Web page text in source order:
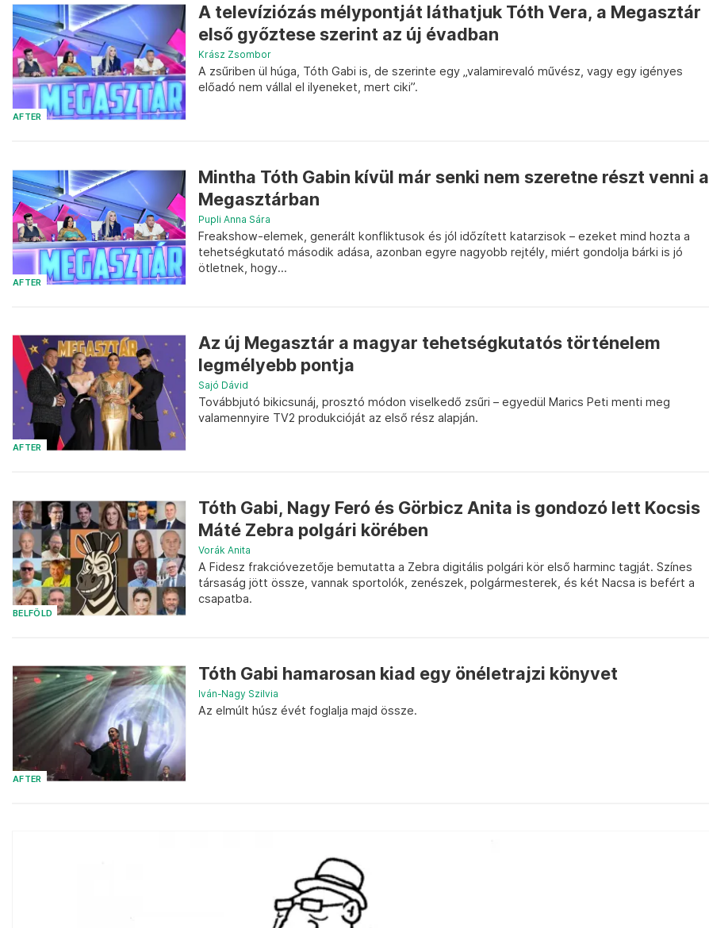
AFTER
A televíziózás mélypontját láthatjuk Tóth Vera, a Megasztár
első győztese szerint az új évadban
Krász Zsombor
A zsűriben ül húga, Tóth Gabi is, de szerinte egy „valamirevaló művész, vagy egy igényes
előadó nem vállal el ilyeneket, mert ciki”.
AFTER
Mintha Tóth Gabin kívül már senki nem szeretne részt venni a
Megasztárban
Pupli Anna Sára
Freakshow-elemek, generált konfliktusok és jól időzített katarzisok – ezeket mind hozta a
tehetségkutató második adása, azonban egyre nagyobb rejtély, miért gondolja bárki is jó
ötletnek, hogy...
AFTER
Az új Megasztár a magyar tehetségkutatós történelem
legmélyebb pontja
Sajó Dávid
Továbbjutó bikicsunáj, prosztó módon viselkedő zsűri – egyedül Marics Peti menti meg
valamennyire TV2 produkcióját az első rész alapján.
BELFÖLD
Tóth Gabi, Nagy Feró és Görbicz Anita is gondozó lett Kocsis
Máté Zebra polgári körében
Vorák Anita
A Fidesz frakcióvezetője bemutatta a Zebra digitális polgári kör első harminc tagját. Színes
társaság jött össze, vannak sportolók, zenészek, polgármesterek, és két Nacsa is befért a
csapatba.
AFTER
Tóth Gabi hamarosan kiad egy önéletrajzi könyvet
Iván-Nagy Szilvia
Az elmúlt húsz évét foglalja majd össze.